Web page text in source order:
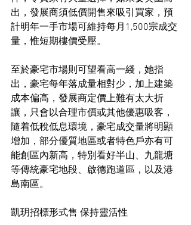
出，發展商須低價開售來吸引買家，預
計明年一手市場可維持每月1,500宗成交
量，惟短期樓價受壓。
至於豪宅市場則可望看高一綫，她指
出，豪宅每年落成量相對少，加上建築
成本偏高，發展商定價上難有太大折
讓，只會以合理市價或其他優惠吸客，
隨着低稅低息環境，豪宅成交量將明顯
增加，部分優質地區或者特色戶亦有可
能創區內新高，特別看好半山、九龍塘
等傳統豪宅地段、啟德跑道區，以及港
島南區。
凱玥招標形式售 保持靈活性